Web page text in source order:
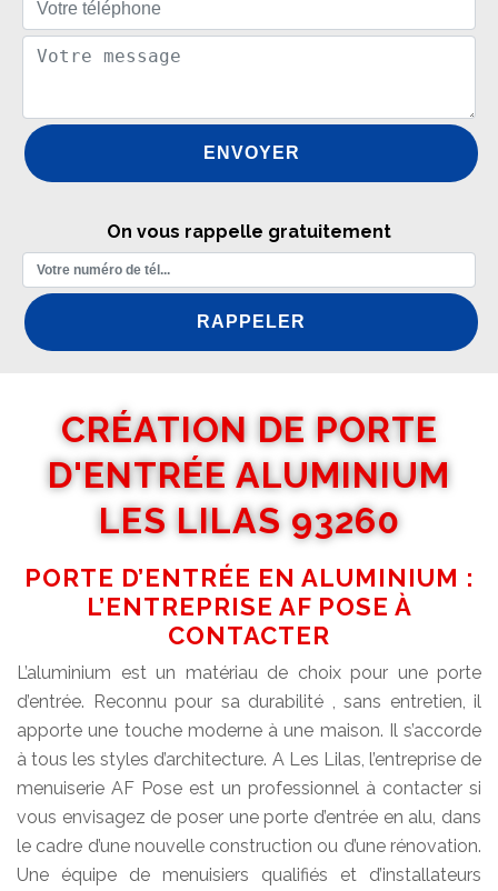
On vous rappelle gratuitement
CRÉATION DE PORTE
D'ENTRÉE ALUMINIUM
LES LILAS 93260
PORTE D’ENTRÉE EN ALUMINIUM :
L’ENTREPRISE AF POSE À
CONTACTER
L’aluminium est un matériau de choix pour une porte
d’entrée. Reconnu pour sa durabilité , sans entretien, il
apporte une touche moderne à une maison. Il s’accorde
à tous les styles d’architecture. A Les Lilas, l’entreprise de
menuiserie AF Pose est un professionnel à contacter si
vous envisagez de poser une porte d’entrée en alu, dans
le cadre d’une nouvelle construction ou d’une rénovation.
Une équipe de menuisiers qualifiés et d’installateurs